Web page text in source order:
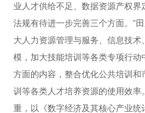
业人才供给不足、数据资源产权
法规有待进一步完善三个方面。”
大人力资源管理与服务、信息技
模，加大技能培训等各类专项行
方面的内容，整合优化公共培训
训等各类人才培养资源的使用效
重，以《数字经济及其核心产业